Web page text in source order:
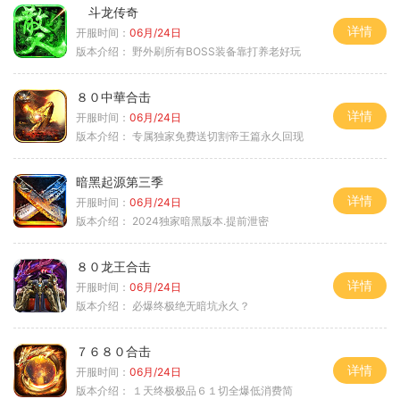
斗龙传奇
开服时间： 06月/24日
版本介绍： 野外刷所有BOSS装备靠打养老好玩
详情
８０中華合击
开服时间： 06月/24日
版本介绍： 专属独家免费送切割帝王篇永久回现
详情
暗黑起源第三季
开服时间： 06月/24日
版本介绍： 2024独家暗黑版本.提前泄密
详情
８０龙王合击
开服时间： 06月/24日
版本介绍： 必爆终极绝无暗坑永久？
详情
７６８０合击
开服时间： 06月/24日
版本介绍：
１天终极极品６１切全爆低消费简
详情